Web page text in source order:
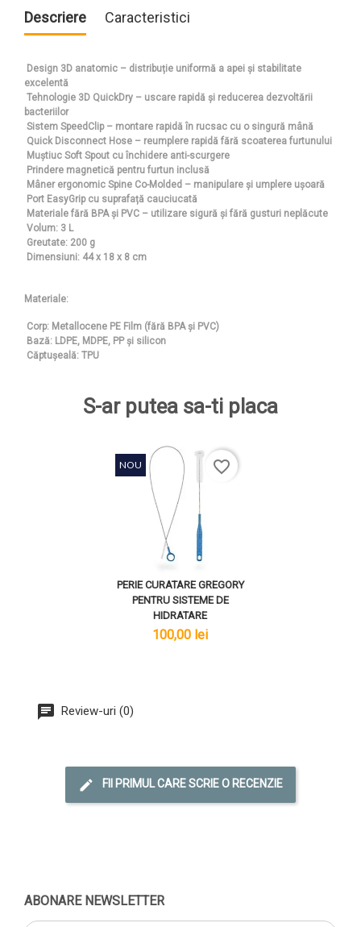
Descriere Caracteristici
Design 3D anatomic – distribuție uniformă a apei și stabilitate
excelentă
Tehnologie 3D QuickDry – uscare rapidă și reducerea dezvoltării
bacteriilor
Sistem SpeedClip – montare rapidă în rucsac cu o singură mână
Quick Disconnect Hose – reumplere rapidă fără scoaterea furtunului
Muștiuc Soft Spout cu închidere anti-scurgere
Prindere magnetică pentru furtun inclusă
Mâner ergonomic Spine Co-Molded – manipulare și umplere ușoară
Port EasyGrip cu suprafață cauciucată
Materiale fără BPA și PVC – utilizare sigură și fără gusturi neplăcute
Volum: 3 L
Greutate: 200 g
Dimensiuni: 44 x 18 x 8 cm
Materiale:
Corp: Metallocene PE Film (fără BPA și PVC)
Bază: LDPE, MDPE, PP și silicon
Căptușeală: TPU
S-ar putea sa-ti placa
PERIE CURATARE GREGORY
PENTRU SISTEME DE
HIDRATARE
lei
100,00 lei
NOU favorite_border
Review-uri (0)
FII PRIMUL CARE SCRIE O RECENZIE
ABONARE NEWSLETTER